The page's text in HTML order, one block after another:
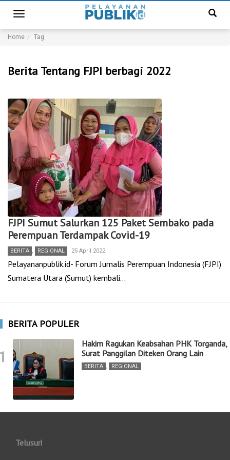
Toggle
navigation
Home Tag
Berita Tentang FJPI berbagi 2022
FJPI Sumut Salurkan 125 Paket Sembako pada
Perempuan Terdampak Covid-19
BERITA , REGIONAL 25 April 2022
Pelayananpublik.id- Forum Jurnalis Perempuan Indonesia (FJPI)
Sumatera Utara (Sumut) kembali…
BERITA POPULER
Hakim Ragukan Keabsahan PHK Torganda,
Surat Panggilan Diteken Orang Lain
BERITA , REGIONAL
Telusuri